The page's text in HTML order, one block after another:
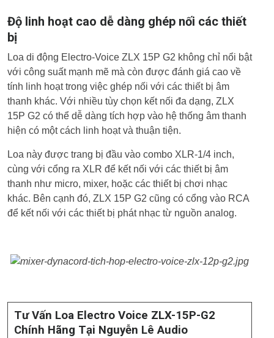
Độ linh hoạt cao dễ dàng ghép nối các thiết
bị
Loa di động Electro-Voice ZLX 15P G2 không chỉ nổi bật
với công suất mạnh mẽ mà còn được đánh giá cao về
tính linh hoạt trong việc ghép nối với các thiết bị âm
thanh khác. Với nhiều tùy chọn kết nối đa dạng, ZLX
15P G2 có thể dễ dàng tích hợp vào hệ thống âm thanh
hiện có một cách linh hoạt và thuận tiện.
Loa này được trang bị đầu vào combo XLR-1/4 inch,
cùng với cổng ra XLR để kết nối với các thiết bị âm
thanh như micro, mixer, hoặc các thiết bị chơi nhạc
khác. Bên cạnh đó, ZLX 15P G2 cũng có cổng vào RCA
để kết nối với các thiết bị phát nhạc từ nguồn analog.
Tư Vấn Loa Electro Voice ZLX-15P-G2
Chính Hãng Tại Nguyễn Lê Audio